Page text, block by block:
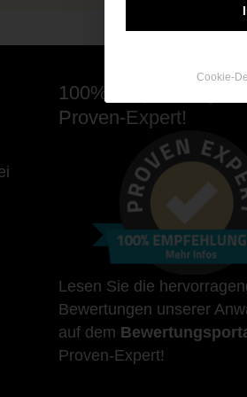
100% Empfehlungen
Proven-Expert!
Lesen Sie die
Bewertungen unserer
auf dem
Proven-Expert!
Cookie-